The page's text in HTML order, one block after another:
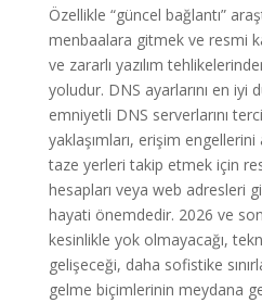
Özellikle “güncel bağlantı”
menbaalara gitmek ve resmi
ve zararlı yazılım
yoludur. DNS ayarlarını en iyi
emniyetli DNS serverlarını
yaklaşımları, erişim
taze yerleri takip etmek için
hesapları veya web adresleri
hayati önemdedir. 2026 ve
kesinlikle yok olmayacağı,
gelişeceği, daha sofistike
gelme biçimlerinin meydana